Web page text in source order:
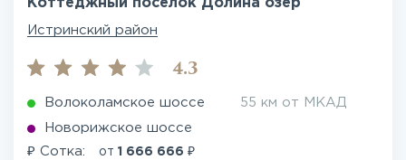
Коттеджный поселок Долина озер
Истринский район
4.3
Волоколамское шоссе 55 км от МКАД
Новорижское шоссе
₽ Сотка: от 1 666 666 ₽